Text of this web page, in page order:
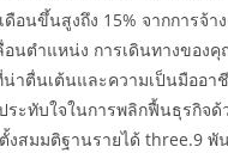
อนขึ้นสูงถึง 15% จากการจ้
อนตำแหน่ง การเดินทางของ
ตื่นเต้นและความเป็นมืออา
ะทับใจในการพลิกฟื้นธุรกิจด้
สมมติฐานรายได้ three.9 พั